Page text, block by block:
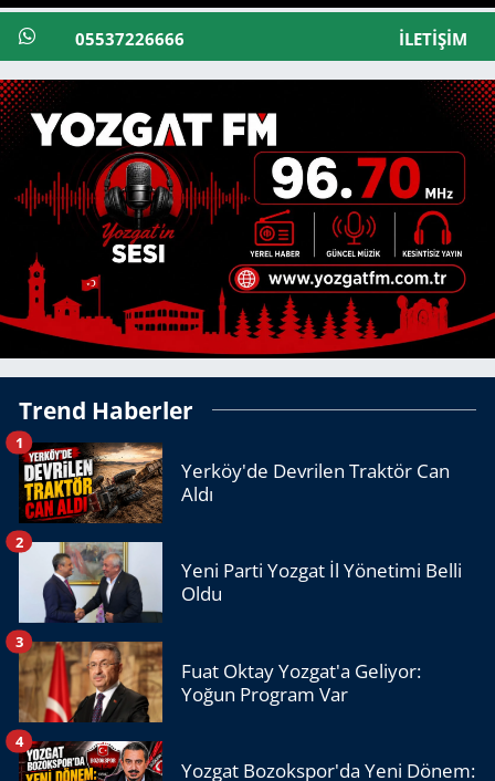
05537226666 İLETIŞIM
Trend Haberler
Yerköy'de Devrilen Traktör Can
Aldı
1
Yeni Parti Yozgat İl Yönetimi Belli
Oldu
2
Fuat Oktay Yozgat'a Geliyor:
Yoğun Program Var
3
Yozgat Bozokspor'da Yeni Dönem:
4